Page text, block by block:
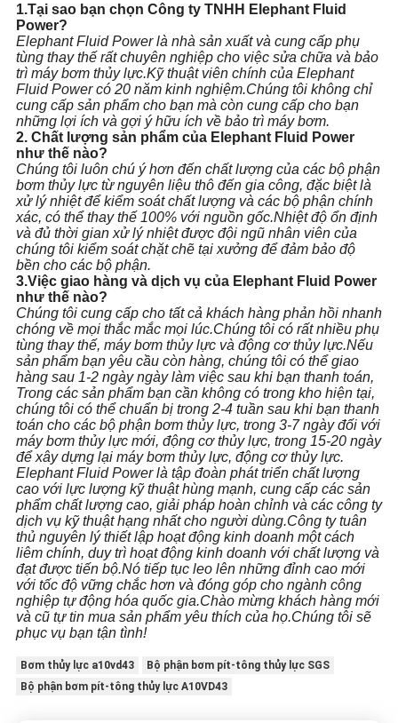
1.Tại sao bạn chọn Công ty TNHH Elephant Fluid
Power?
Elephant Fluid Power là nhà sản xuất và cung cấp phụ
tùng thay thế rất chuyên nghiệp cho việc sửa chữa và bảo
trì máy bơm thủy lực.Kỹ thuật viên chính của Elephant
Fluid Power có 20 năm kinh nghiệm.Chúng tôi không chỉ
cung cấp sản phẩm cho bạn mà còn cung cấp cho bạn
những lợi ích và gợi ý hữu ích về bảo trì máy bơm.
2. Chất lượng sản phẩm của Elephant Fluid Power
như thế nào?
Chúng tôi luôn chú ý hơn đến chất lượng của các bộ phận
bơm thủy lực từ nguyên liệu thô đến gia công, đặc biệt là
xử lý nhiệt để kiểm soát chất lượng và các bộ phận chính
xác, có thể thay thế 100% với nguồn gốc.Nhiệt độ ổn định
và đủ thời gian xử lý nhiệt được đội ngũ nhân viên của
chúng tôi kiểm soát chặt chẽ tại xưởng để đảm bảo độ
bền cho các bộ phận.
3.Việc giao hàng và dịch vụ của Elephant Fluid Power
như thế nào?
Chúng tôi cung cấp cho tất cả khách hàng phản hồi nhanh
chóng về mọi thắc mắc mọi lúc.Chúng tôi có rất nhiều phụ
tùng thay thế, máy bơm thủy lực và động cơ thủy lực.Nếu
sản phẩm bạn yêu cầu còn hàng, chúng tôi có thể giao
hàng sau 1-2 ngày ngày làm việc sau khi bạn thanh toán,
Trong các sản phẩm bạn cần không có trong kho hiện tại,
chúng tôi có thể chuẩn bị trong 2-4 tuần sau khi bạn thanh
toán cho các bộ phận bơm thủy lực, trong 3-7 ngày đối với
máy bơm thủy lực mới, động cơ thủy lực, trong 15-20 ngày
để xây dựng lại máy bơm thủy lực, động cơ thủy lực.
Elephant Fluid Power là tập đoàn phát triển chất lượng
cao với lực lượng kỹ thuật hùng mạnh, cung cấp các sản
phẩm chất lượng cao, giải pháp hoàn chỉnh và các công ty
dịch vụ kỹ thuật hạng nhất cho người dùng.Công ty tuân
thủ nguyên lý thiết lập hoạt động kinh doanh một cách
liêm chính, duy trì hoạt động kinh doanh với chất lượng và
đạt được tiến bộ.Nó tiếp tục leo lên những đỉnh cao mới
với tốc độ vững chắc hơn và đóng góp cho ngành công
nghiệp tự động hóa quốc gia.Chào mừng khách hàng mới
và cũ tự tin mua sản phẩm yêu thích của họ.Chúng tôi sẽ
phục vụ bạn tận tình!
Bơm thủy lực a10vd43
Bộ phận bơm pít-tông thủy lực SGS
Bộ phận bơm pít-tông thủy lực A10VD43